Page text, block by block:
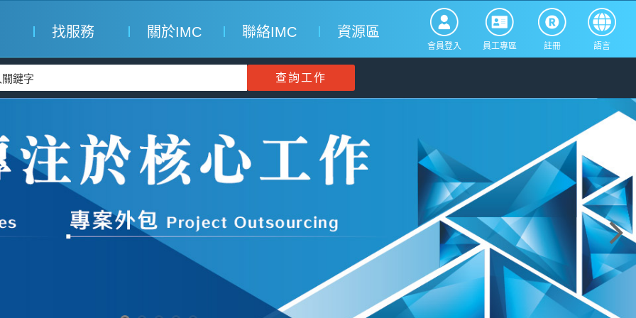
會員登入 員工專區 註冊 語言
找服務 關於IMC 聯絡IMC 資源區
查詢工作